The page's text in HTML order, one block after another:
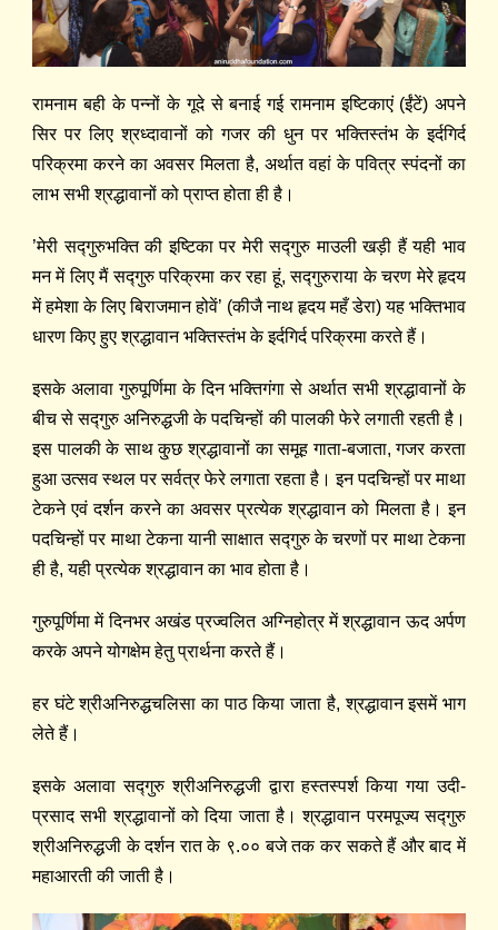
रामनाम बही के पन्नों के गूदे से बनाई गई रामनाम इष्टिकाएं (ईंटें) अपने
सिर पर लिए श्रध्दावानों को गजर की धुन पर भक्तिस्तंभ के इर्दगिर्द
परिक्रमा करने का अवसर मिलता है, अर्थात वहां के पवित्र स्पंदनों का
लाभ सभी श्रद्धावानों को प्राप्त होता ही है।
’मेरी सद्‍गुरुभक्ति की इष्टिका पर मेरी सद्‍गुरु माउली खड़ी हैं यही भाव
मन में लिए मैं सद्‍गुरु परिक्रमा कर रहा हूं, सद्गुरुराया के चरण मेरे हृदय
में हमेशा के लिए बिराजमान होवें’ (कीजै नाथ हृदय महँ डेरा) यह भक्तिभाव
धारण किए हुए श्रद्धावान भक्तिस्तंभ के इर्दगिर्द परिक्रमा करते हैं।
इसके अलावा गुरुपूर्णिमा के दिन भक्तिगंगा से अर्थात सभी श्रद्धावानों के
बीच से सद्‍गुरु अनिरुद्धजी के पदचिन्हों की पालकी फेरे लगाती रहती है।
इस पालकी के साथ कु्छ श्रद्धावानों का समूह गाता-बजाता, गजर करता
हुआ उत्सव स्थल पर सर्वत्र फेरे लगाता रहता है। इन पदचिन्हों पर माथा
टेकने एवं दर्शन करने का अवसर प्रत्येक श्रद्धावान को मिलता है। इन
पदचिन्हों पर माथा टेकना यानी साक्षात सद्‍गुरु के चरणों पर माथा टेकना
ही है, यही प्रत्येक श्रद्धावान का भाव होता है।
गुरुपूर्णिमा में दिनभर अखंड प्रज्वलित अग्निहोत्र में श्रद्धावान ऊद अर्पण
करके अपने योगक्षेम हेतु प्रार्थना करते हैं।
हर घंटे श्रीअनिरुद्धचलिसा का पाठ किया जाता है, श्रद्धावान इसमें भाग
लेते हैं।
इसके अलावा सद्‍गुरु श्रीअनिरुद्धजी द्वारा हस्तस्पर्श किया गया उदी-
प्रसाद सभी श्रद्धावानों को दिया जाता है। श्रद्धावान परमपूज्य सद्‍गुरु
श्रीअनिरुद्धजी के दर्शन रात के ९.०० बजे तक कर सकते हैं और बाद में
महाआरती की जाती है।